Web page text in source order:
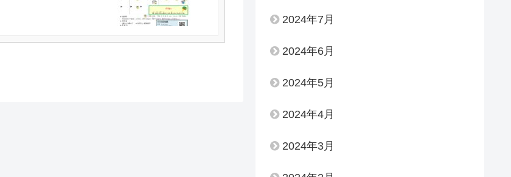
2024年7月
2024年6月
2024年5月
2024年4月
2024年3月